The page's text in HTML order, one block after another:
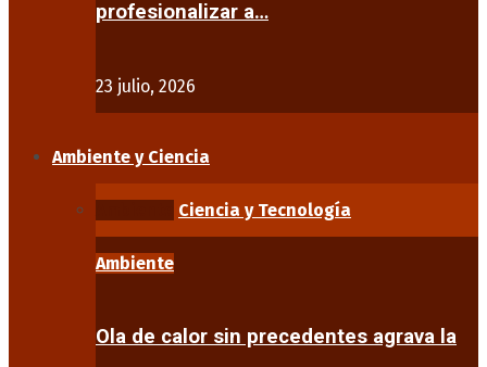
profesionalizar a…
23 julio, 2026
Ambiente y Ciencia
Ciencia y Tecnología
Ambiente
Ola de calor sin precedentes agrava la